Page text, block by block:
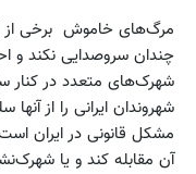
مرگ‌های خاموش برخی از
چندان سروصدایی نکند و
شهرک‌های متعدد در کنار
شهروندان ایرانی را از
مشکل قانونی در ایران
آن مقابله کند و یا